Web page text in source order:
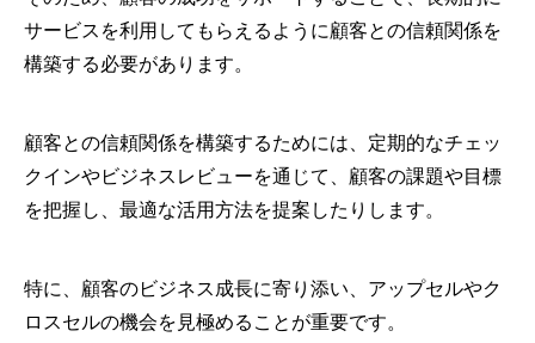
サービスを利用してもらえるように顧客との信頼関係を
構築する必要があります。
顧客との信頼関係を構築するためには、定期的なチェッ
クインやビジネスレビューを通じて、顧客の課題や目標
を把握し、最適な活用方法を提案したりします。
特に、顧客のビジネス成長に寄り添い、アップセルやク
ロスセルの機会を見極めることが重要です。